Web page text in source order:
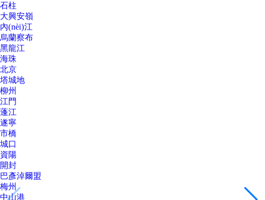
石柱
大興安嶺
內(nèi)江
烏蘭察布
黑龍江
海珠
北京
塔城地
柳州
江門
蓬江
遂寧
市橋
城口
資陽
開封
巴彥淖爾盟
梅州
中山港